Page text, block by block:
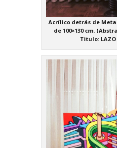
Acrílico detrás de
de 100×130 cm.
Titulo: LAZO